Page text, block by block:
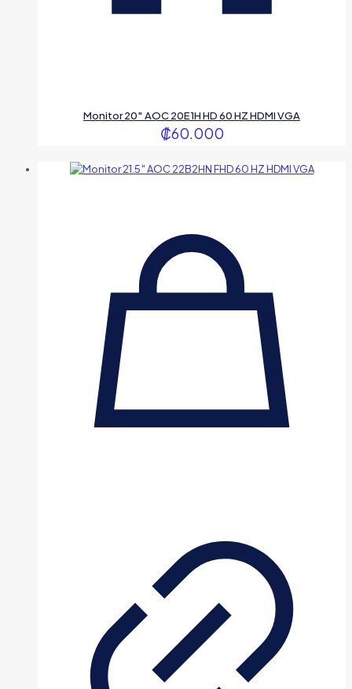
Monitor 20″ AOC 20E1H HD 60 HZ HDMI VGA
₡60.000